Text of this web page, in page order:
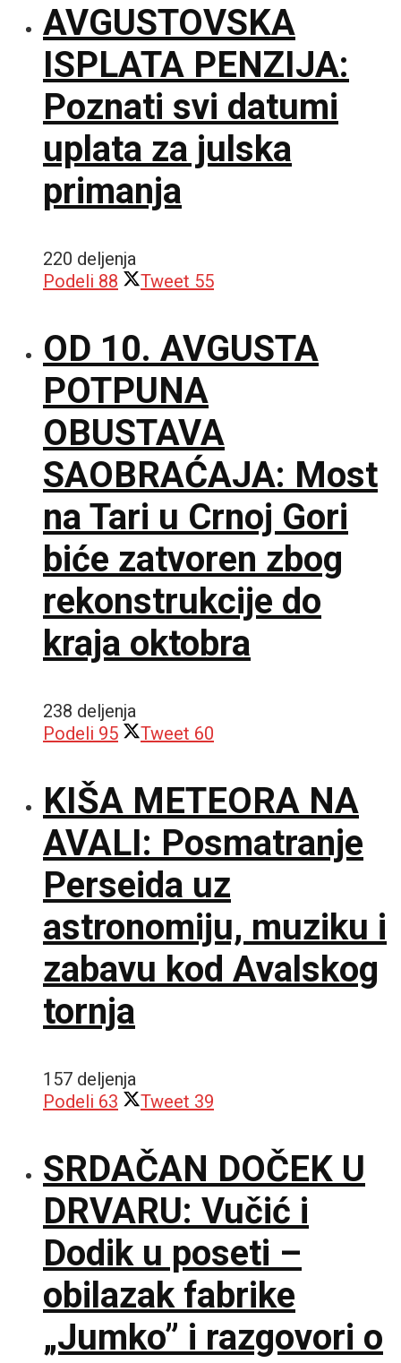
AVGUSTOVSKA
ISPLATA PENZIJA:
Poznati svi datumi
uplata za julska
primanja
220 deljenja
Podeli 88 Tweet 55
OD 10. AVGUSTA
POTPUNA
OBUSTAVA
SAOBRAĆAJA: Most
na Tari u Crnoj Gori
biće zatvoren zbog
rekonstrukcije do
kraja oktobra
238 deljenja
Podeli 95 Tweet 60
KIŠA METEORA NA
AVALI: Posmatranje
Perseida uz
astronomiju, muziku i
zabavu kod Avalskog
tornja
157 deljenja
Podeli 63 Tweet 39
SRDAČAN DOČEK U
DRVARU: Vučić i
Dodik u poseti –
obilazak fabrike
„Jumko” i razgovori o